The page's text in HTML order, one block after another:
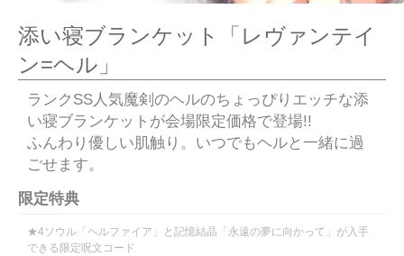
添い寝ブランケット「レヴァンテイ
ン=ヘル」
ランクSS人気魔剣のヘルのちょっぴりエッチな添
い寝ブランケットが会場限定価格で登場!!
ふんわり優しい肌触り。いつでもヘルと一緒に過
ごせます。
限定特典
★4ソウル「ヘルファイア」と記憶結晶「永遠の夢に向かって」が入手
できる限定呪文コード